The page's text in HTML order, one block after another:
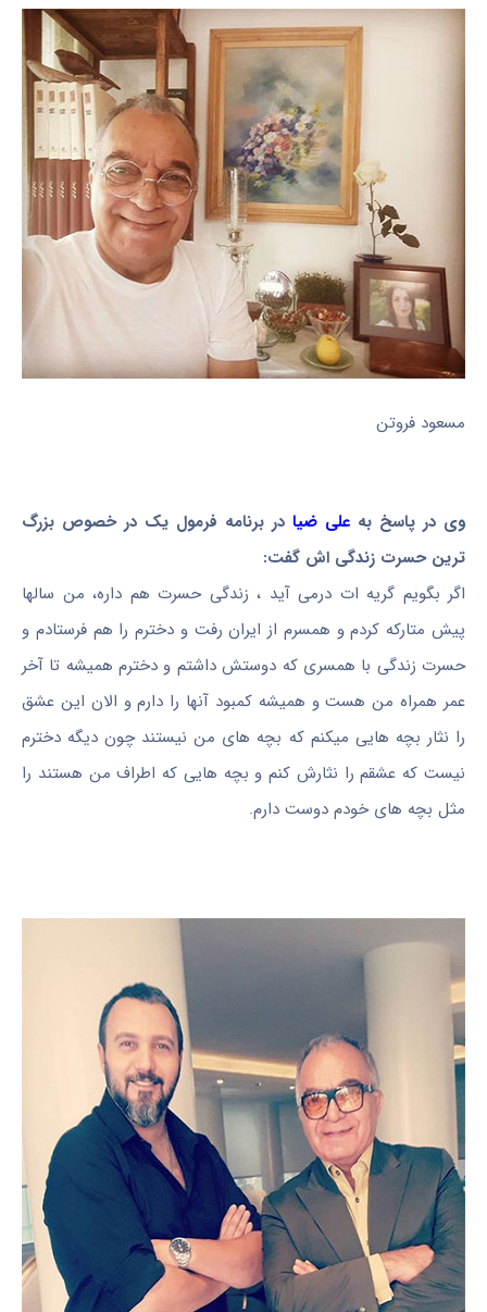
مسعود فروتن
وی در پاسخ به علی ضیا در برنامه فرمول یک در خصوص بزرگ
ترین حسرت زندگی اش گفت:
اگر بگویم گریه ات درمی آید ، زندگی حسرت هم داره، من سالها
پیش متارکه کردم و همسرم از ایران رفت و دخترم را هم فرستادم و
حسرت زندگی با همسری که دوستش داشتم و دخترم همیشه تا آخر
عمر همراه من هست و همیشه کمبود آنها را دارم و الان این عشق
را نثار بچه هایی میکنم که بچه های من نیستند چون دیگه دخترم
نیست که عشقم را نثارش کنم و بچه هایی که اطراف من هستند را
مثل بچه های خودم دوست دارم.